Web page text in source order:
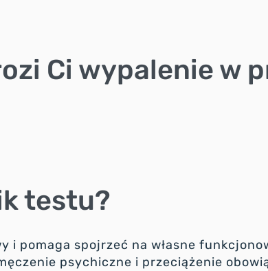
Ci wypalenie w
testu?
i pomaga spojrzeć na własne
psychiczne i przeciążenie